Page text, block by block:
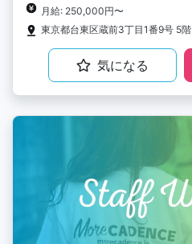
月給: 250,000円〜
東京都台東区蔵前3丁目1番9号 5階
気になる